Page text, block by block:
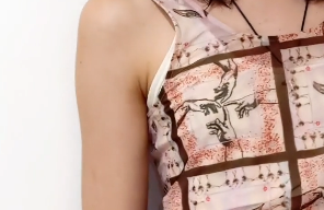
Блузки | Рубашки
Брюки | Леггинсы
Футболки
Майки | Топы
Джинсовая коллекция